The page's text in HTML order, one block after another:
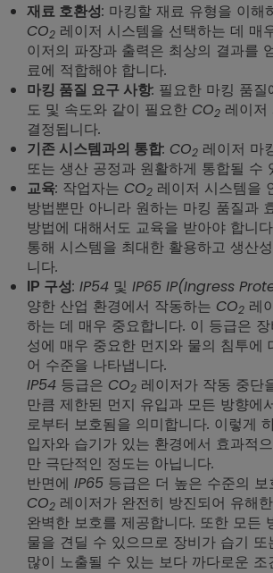
재료 호환성: 마킹할 재료 유형을 이해
CO2 레이저 시스템을 선택하는 데 매
이저의 파장과 출력은 최상의 결과를
료에 적합해야 합니다.
마킹 품질 요구 사항: 필요한 마킹 품
도 및 속도와 같이 필요한 CO2 레이저
결정됩니다.
기존 시스템과의 통합: CO2 레이저 마
또는 생산 공정과 원활하게 통합될 수
교육: 작업자는 CO2 레이저 시스템을
방법뿐만 아니라 원하는 마킹 품질과
방법에 대해서도 교육을 받아야 합니
통해 시스템을 최대한 활용하고 생산
니다.
IP 구성: IP54 및 IP65 IP(Ingress
양한 산업 환경에서 작동하는 CO2 레
하는 데 매우 중요합니다. 이 등급은
성에 매우 중요한 먼지와 물의 침투에
어 수준을 나타냅니다.
IP54 등급은 CO2 레이저가 작동 중단
만큼 제한된 먼지 유입과 모든 방향에
로부터 보호됨을 의미합니다. 이렇게
입자와 습기가 있는 환경에서 효과적
만 극단적인 정도는 아닙니다.
반면에 IP65 등급은 더 높은 수준의 보
CO2 레이저가 완전히 방진되어 유해
완벽한 보호를 제공합니다. 또한 모든
물을 견딜 수 있으므로 장비가 습기 또
많이 노출될 수 있는 보다 까다로운 조